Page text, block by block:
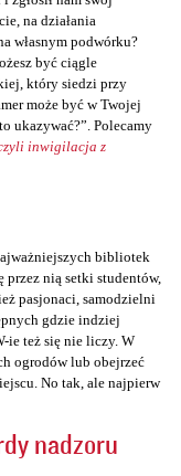
na działania
własnym podwórku?
być ciągle
który siedzi przy
może być w Twojej
ukazywać?”. Polecamy
inwigilacja z
bibliotek
nią setki studentów,
pasjonaci, samodzielni
gdzie indziej
ie też się nie liczy. W
ogrodów lub obejrzeć
No tak, ale najpierw
nadzoru